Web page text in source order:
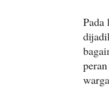
Pada